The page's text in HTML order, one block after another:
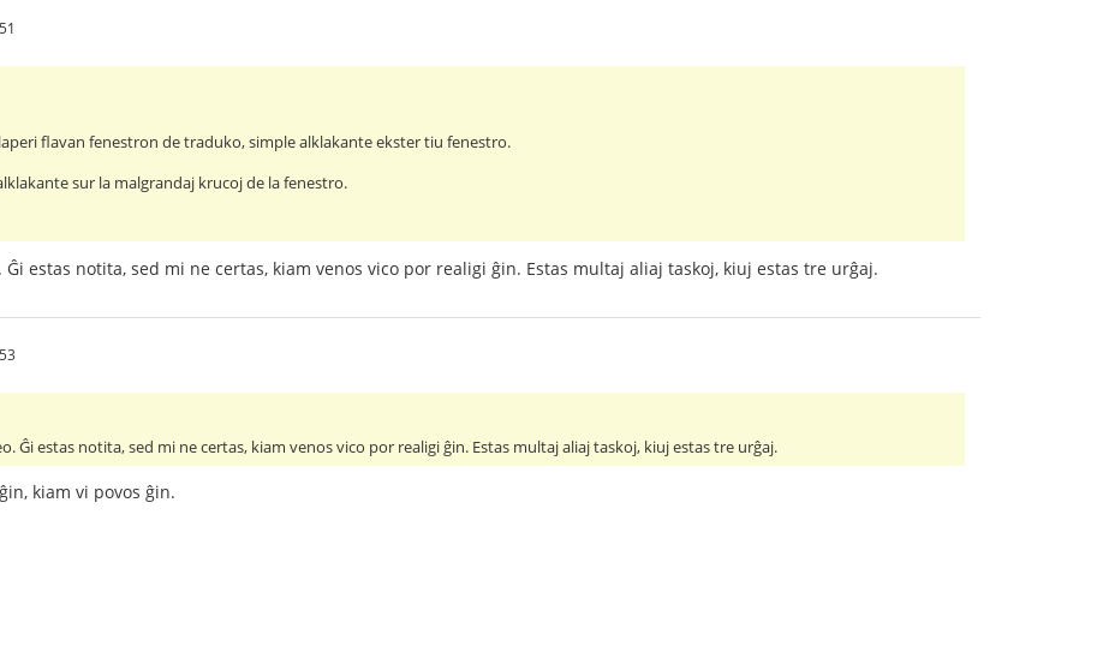
flavan fenestron de traduko, simple alklakante ekster tiu fenestro.
sur la malgrandaj krucoj de la fenestro.
Ĝi estas notita, sed mi ne certas, kiam venos vico por realigi ĝin. Estas multaj aliaj taskoj, kiuj estas tre urĝaj.
Ĝi estas notita, sed mi ne certas, kiam venos vico por realigi ĝin. Estas multaj aliaj taskoj, kiuj estas tre urĝaj.
kiam vi povos ĝin.